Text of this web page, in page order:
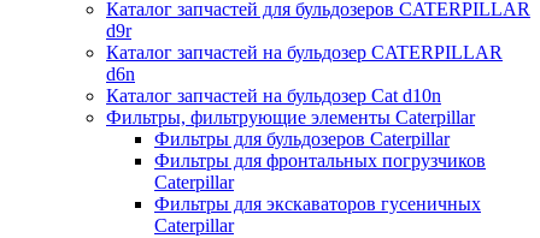
Каталог запчастей для бульдозеров CATERPILLAR
d9r
Каталог запчастей на бульдозер CATERPILLAR
d6n
Каталог запчастей на бульдозер Сat d10n
Фильтры, фильтрующие элементы Caterpillar
Фильтры для бульдозеров Caterpillar
Фильтры для фронтальных погрузчиков
Caterpillar
Фильтры для экскаваторов гусеничных
Caterpillar